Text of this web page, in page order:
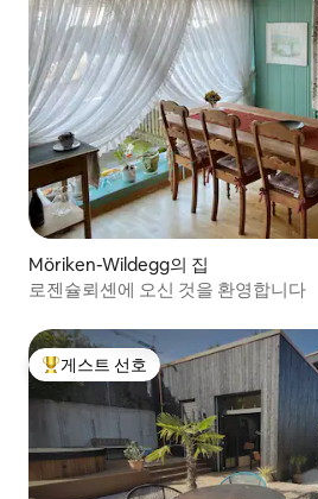
Möriken-Wildegg의 집
로젠슐뢰셴에 오신 것을 환영합니다
상위 게스트 선호
게스트 선호